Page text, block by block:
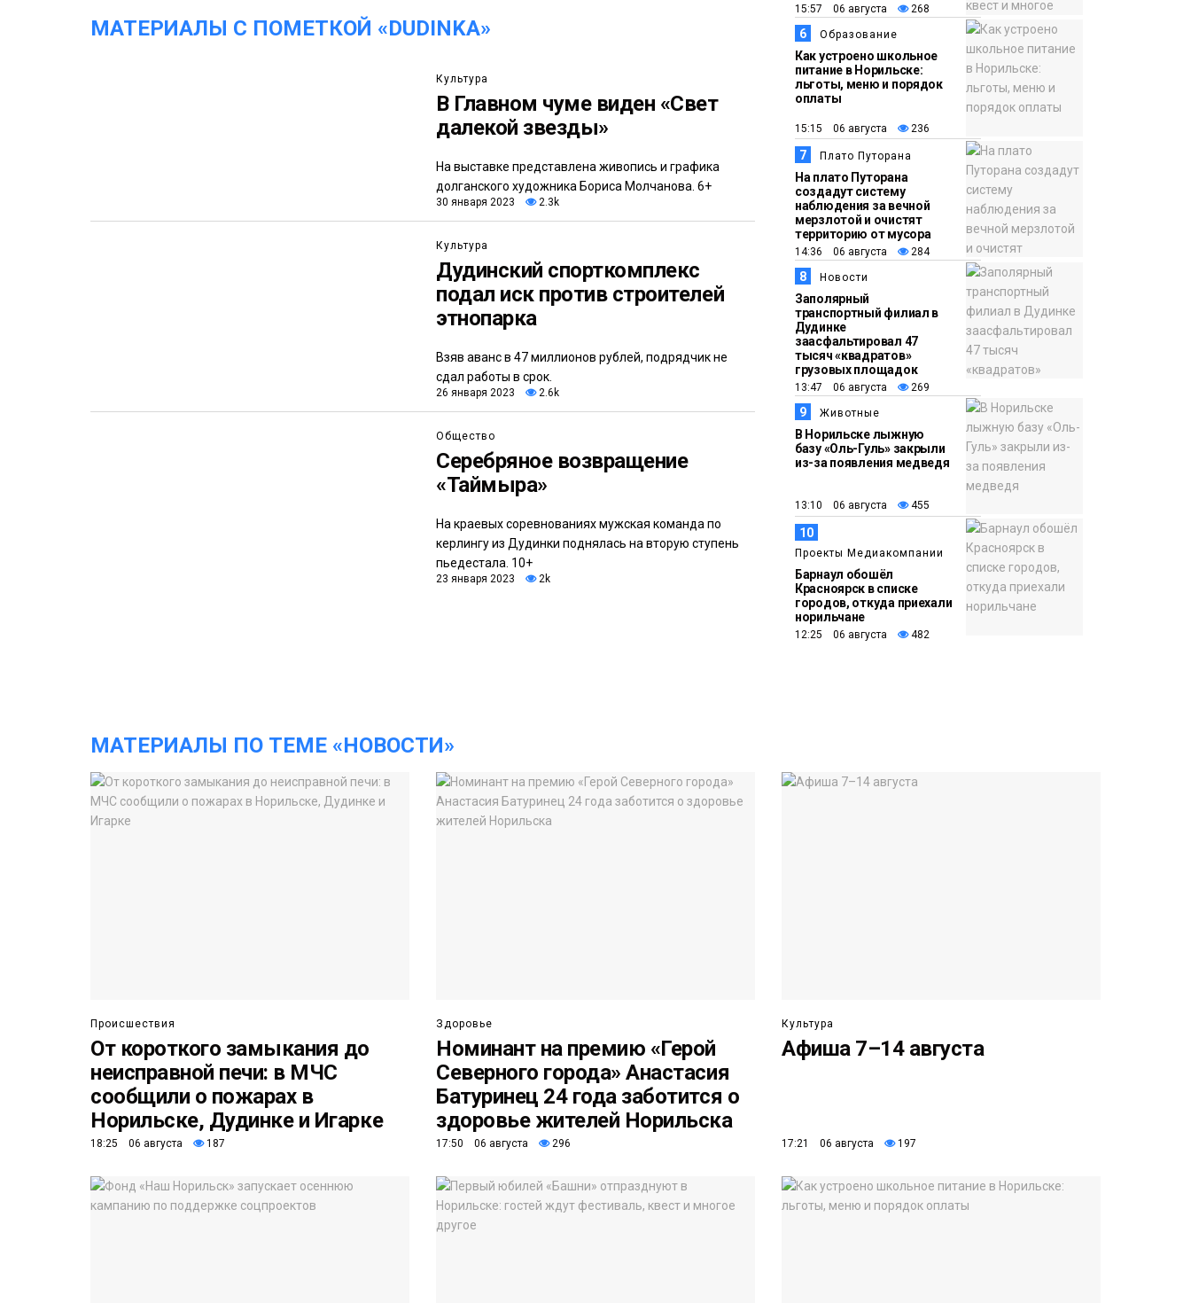
МАТЕРИАЛЫ С ПОМЕТКОЙ «DUDINKA»
Культура
В Главном чуме виден «Свет
далекой звезды»
На выставке представлена живопись и графика
долганского художника Бориса Молчанова. 6+
30 января 2023 2.3k
Культура
Дудинский спорткомплекс
подал иск против строителей
этнопарка
Взяв аванс в 47 миллионов рублей, подрядчик не
сдал работы в срок.
26 января 2023 2.6k
Общество
Серебряное возвращение
«Таймыра»
На краевых соревнованиях мужская команда по
керлингу из Дудинки поднялась на вторую ступень
пьедестала. 10+
23 января 2023 2k
15:57 06 августа 268
6 Образование
Как устроено школьное
питание в Норильске:
льготы, меню и порядок
оплаты
15:15 06 августа 236
7 Плато Путорана
На плато Путорана
создадут систему
наблюдения за вечной
мерзлотой и очистят
территорию от мусора
14:36 06 августа 284
8 Новости
Заполярный
транспортный филиал в
Дудинке
заасфальтировал 47
тысяч «квадратов»
грузовых площадок
13:47 06 августа 269
9 Животные
В Норильске лыжную
базу «Оль-Гуль» закрыли
из-за появления медведя
13:10 06 августа 455
10
Проекты Медиакомпании
Барнаул обошёл
Красноярск в списке
городов, откуда приехали
норильчане
12:25 06 августа 482
МАТЕРИАЛЫ ПО ТЕМЕ «НОВОСТИ»
Происшествия
От короткого замыкания до
неисправной печи: в МЧС
сообщили о пожарах в
Норильске, Дудинке и Игарке
18:25 06 августа 187
Здоровье
Номинант на премию «Герой
Северного города» Анастасия
Батуринец 24 года заботится о
здоровье жителей Норильска
17:50 06 августа 296
Культура
Афиша 7–14 августа
17:21 06 августа 197